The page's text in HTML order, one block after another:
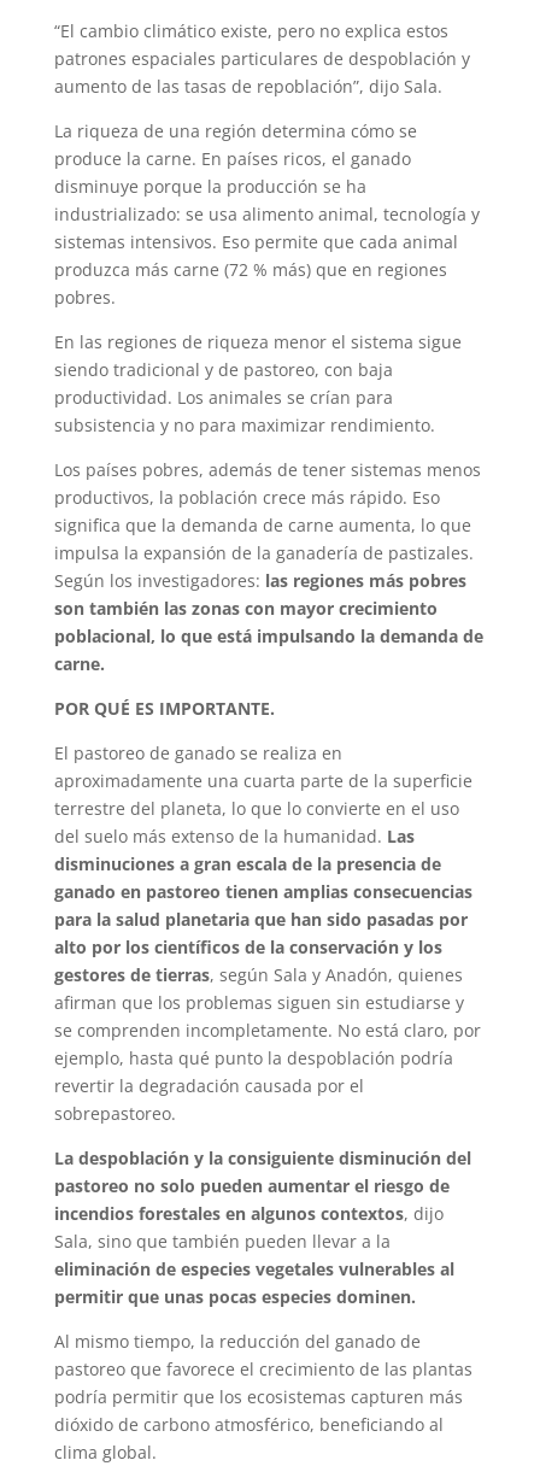
“El cambio climático existe, pero no explica estos
patrones espaciales particulares de despoblación y
aumento de las tasas de repoblación”, dijo Sala.
La riqueza de una región determina cómo se
produce la carne. En países ricos, el ganado
disminuye porque la producción se ha
industrializado: se usa alimento animal, tecnología y
sistemas intensivos. Eso permite que cada animal
produzca más carne (72 % más) que en regiones
pobres.
En las regiones de riqueza menor el sistema sigue
siendo tradicional y de pastoreo, con baja
productividad. Los animales se crían para
subsistencia y no para maximizar rendimiento.
Los países pobres, además de tener sistemas menos
productivos, la población crece más rápido. Eso
significa que la demanda de carne aumenta, lo que
impulsa la expansión de la ganadería de pastizales.
Según los investigadores: las regiones más pobres
son también las zonas con mayor crecimiento
poblacional, lo que está impulsando la demanda de
carne.
POR QUÉ ES IMPORTANTE.
El pastoreo de ganado se realiza en
aproximadamente una cuarta parte de la superficie
terrestre del planeta, lo que lo convierte en el uso
del suelo más extenso de la humanidad. Las
disminuciones a gran escala de la presencia de
ganado en pastoreo tienen amplias consecuencias
para la salud planetaria que han sido pasadas por
alto por los científicos de la conservación y los
gestores de tierras, según Sala y Anadón, quienes
afirman que los problemas siguen sin estudiarse y
se comprenden incompletamente. No está claro, por
ejemplo, hasta qué punto la despoblación podría
revertir la degradación causada por el
sobrepastoreo.
La despoblación y la consiguiente disminución del
pastoreo no solo pueden aumentar el riesgo de
incendios forestales en algunos contextos, dijo
Sala, sino que también pueden llevar a la
eliminación de especies vegetales vulnerables al
permitir que unas pocas especies dominen.
Al mismo tiempo, la reducción del ganado de
pastoreo que favorece el crecimiento de las plantas
podría permitir que los ecosistemas capturen más
dióxido de carbono atmosférico, beneficiando al
clima global.